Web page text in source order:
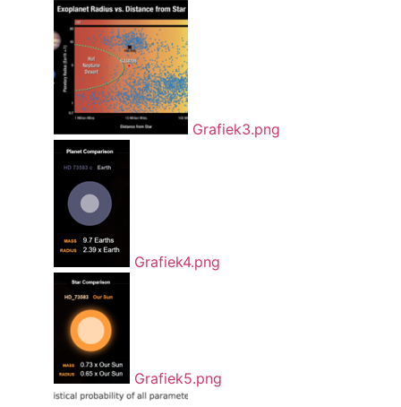
Grafiek3.png
Grafiek4.png
Grafiek5.png